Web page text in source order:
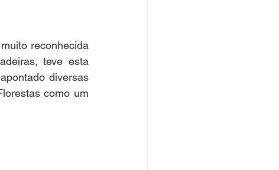
reconhecida
teve esta
diversas
como um